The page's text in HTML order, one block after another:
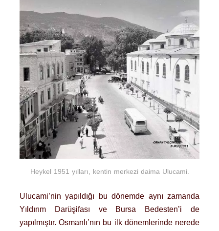
Heykel 1951 yılları, kentin merkezi daima Ulucami.
Ulucami’nin yapıldığı bu dönemde aynı zamanda
Yıldırım Darüşifası ve Bursa Bedesten’i de
yapılmıştır. Osmanlı’nın bu ilk dönemlerinde nerede